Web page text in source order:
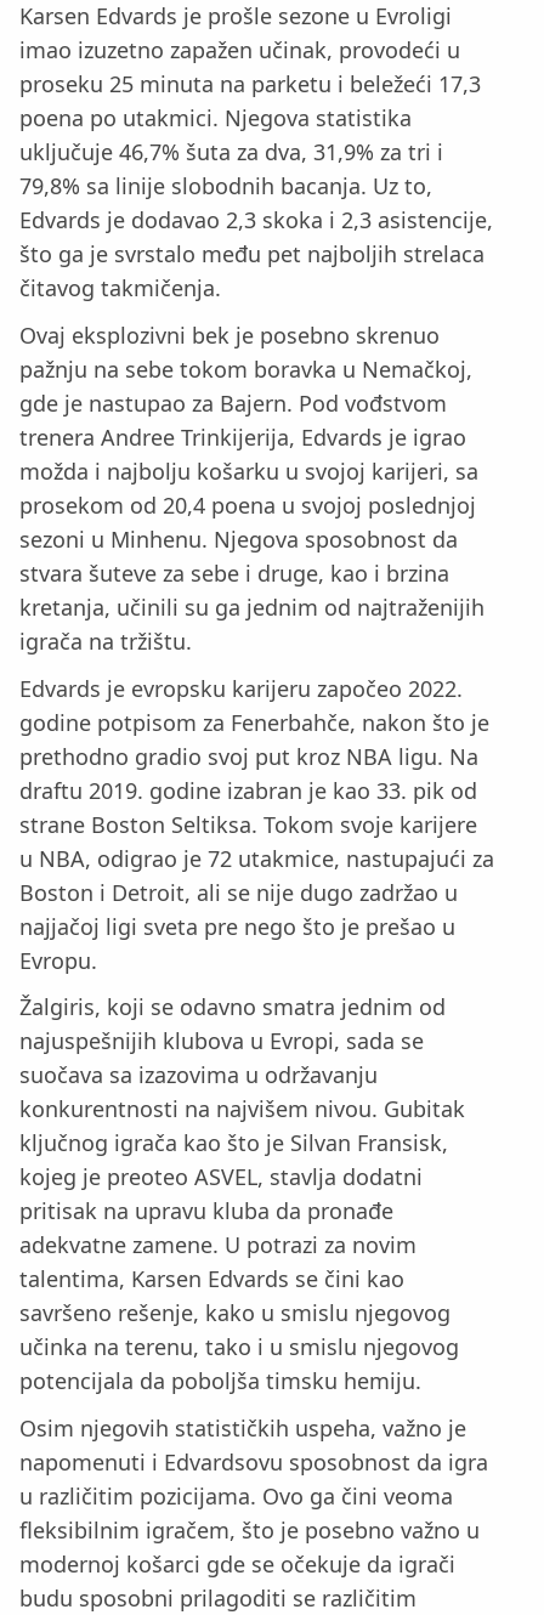
Karsen Edvards je prošle sezone u Evroligi
imao izuzetno zapažen učinak, provodeći u
proseku 25 minuta na parketu i beležeći 17,3
poena po utakmici. Njegova statistika
uključuje 46,7% šuta za dva, 31,9% za tri i
79,8% sa linije slobodnih bacanja. Uz to,
Edvards je dodavao 2,3 skoka i 2,3 asistencije,
što ga je svrstalo među pet najboljih strelaca
čitavog takmičenja.
Ovaj eksplozivni bek je posebno skrenuo
pažnju na sebe tokom boravka u Nemačkoj,
gde je nastupao za Bajern. Pod vođstvom
trenera Andree Trinkijerija, Edvards je igrao
možda i najbolju košarku u svojoj karijeri, sa
prosekom od 20,4 poena u svojoj poslednjoj
sezoni u Minhenu. Njegova sposobnost da
stvara šuteve za sebe i druge, kao i brzina
kretanja, učinili su ga jednim od najtraženijih
igrača na tržištu.
Edvards je evropsku karijeru započeo 2022.
godine potpisom za Fenerbahče, nakon što je
prethodno gradio svoj put kroz NBA ligu. Na
draftu 2019. godine izabran je kao 33. pik od
strane Boston Seltiksa. Tokom svoje karijere
u NBA, odigrao je 72 utakmice, nastupajući za
Boston i Detroit, ali se nije dugo zadržao u
najjačoj ligi sveta pre nego što je prešao u
Evropu.
Žalgiris, koji se odavno smatra jednim od
najuspešnijih klubova u Evropi, sada se
suočava sa izazovima u održavanju
konkurentnosti na najvišem nivou. Gubitak
ključnog igrača kao što je Silvan Fransisk,
kojeg je preoteo ASVEL, stavlja dodatni
pritisak na upravu kluba da pronađe
adekvatne zamene. U potrazi za novim
talentima, Karsen Edvards se čini kao
savršeno rešenje, kako u smislu njegovog
učinka na terenu, tako i u smislu njegovog
potencijala da poboljša timsku hemiju.
Osim njegovih statističkih uspeha, važno je
napomenuti i Edvardsovu sposobnost da igra
u različitim pozicijama. Ovo ga čini veoma
fleksibilnim igračem, što je posebno važno u
modernoj košarci gde se očekuje da igrači
budu sposobni prilagoditi se različitim